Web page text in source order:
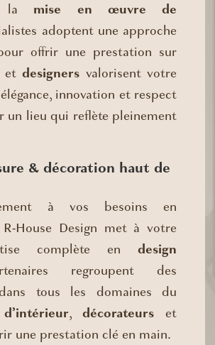
la mise en œuvre de
adoptent une approche
offrir une prestation sur
designers valorisent votre
innovation et respect
un lieu qui reflète pleinement
& décoration haut de
à vos besoins en
House Design met à votre
complète en design
regroupent des
tous les domaines du
,décorateurs et
une prestation clé en main.